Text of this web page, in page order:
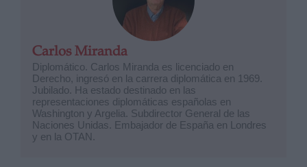
Carlos Miranda
Diplomático. Carlos Miranda es licenciado en
Derecho, ingresó en la carrera diplomática en 1969.
Jubilado. Ha estado destinado en las
representaciones diplomáticas españolas en
Washington y Argelia. Subdirector General de las
Naciones Unidas. Embajador de España en Londres
y en la OTAN.